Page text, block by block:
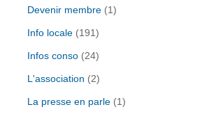
Devenir membre (1)
Info locale (191)
Infos conso (24)
L'association (2)
La presse en parle (1)